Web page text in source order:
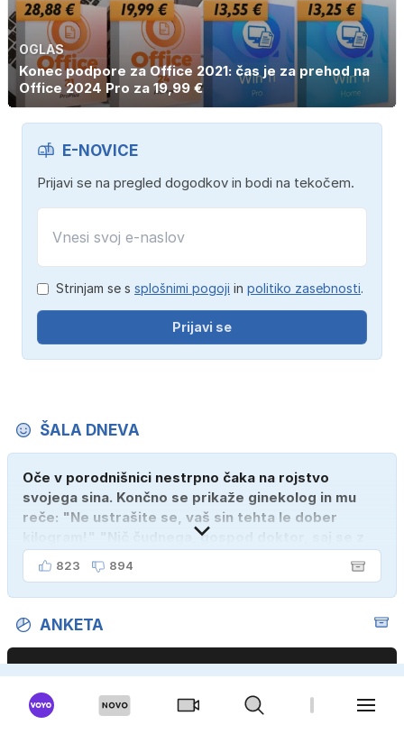
OGLAS
Konec podpore za Office 2021: čas je za prehod na
Office 2024 Pro za 19,99 €
E-NOVICE
Prijavi se na pregled dogodkov in bodi na tekočem.
Strinjam se s splošnimi pogoji in politiko zasebnosti.
Prijavi se
ŠALA DNEVA
Oče v porodnišnici nestrpno čaka na rojstvo
svojega sina. Končno se prikaže ginekolog in mu
reče: "Ne ustrašite se, vaš sin tehta le dober
kilogram!" "Nič čudnega, gospod doktor, saj se z
ženo poznava šele tri mesece."
823 894
ANKETA